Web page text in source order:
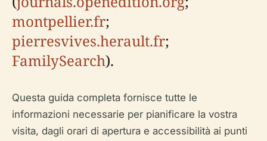
montpellier.fr;
pierresvives.herault.fr;
FamilySearch).
Questa guida completa fornisce tutte le
informazioni necessarie per pianificare la vostra
visita, dagli orari di apertura e accessibilità ai punti